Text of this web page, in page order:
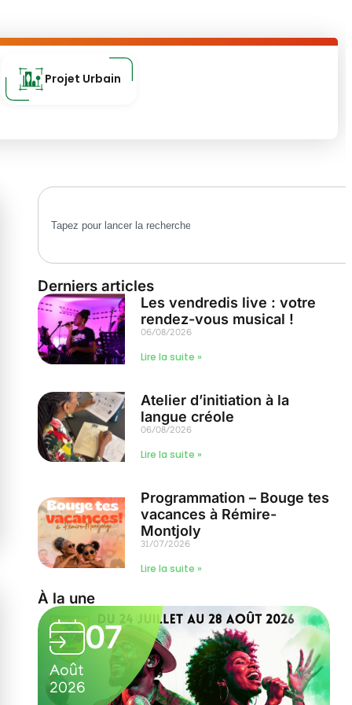
Projet Urbain
Derniers articles
Les vendredis live : votre
rendez-vous musical !
06/08/2026
Lire la suite »
Atelier d’initiation à la
langue créole
06/08/2026
Lire la suite »
Programmation – Bouge tes
vacances à Rémire-
Montjoly
31/07/2026
Lire la suite »
À la une
03
Août
2026